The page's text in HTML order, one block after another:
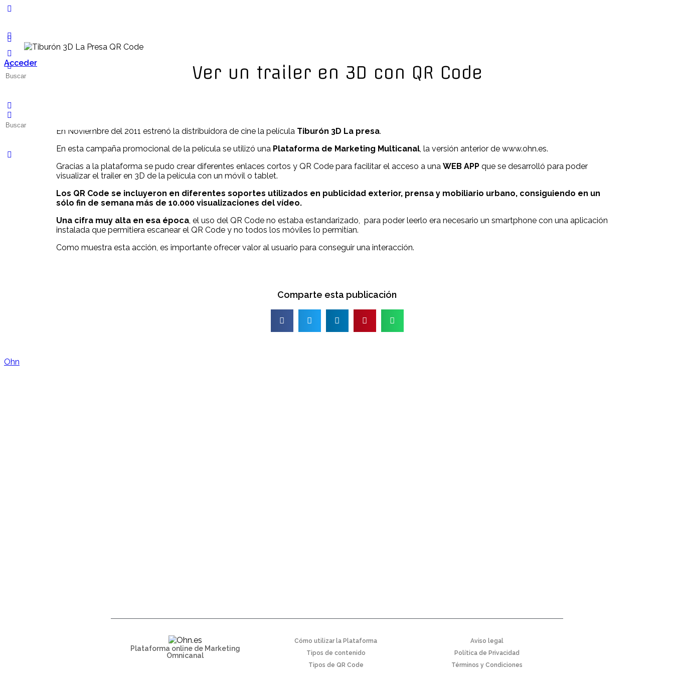
Acceder Ver un trailer en 3D con QR Code
En Noviembre del 2011 estrenó la distribuidora de cine la película Tiburón 3D La presa.
En esta campaña promocional de la película se utilizó una Plataforma de Marketing Multicanal, la versión anterior de www.ohn.es.
Gracias a la plataforma se pudo crear diferentes enlaces cortos y QR Code para facilitar el acceso a una WEB APP que se desarrolló para poder
visualizar el trailer en 3D de la película con un móvil o tablet.
Los QR Code se incluyeron en diferentes soportes utilizados en publicidad exterior, prensa y mobiliario urbano, consiguiendo en un
sólo fin de semana más de 10.000 visualizaciones del vídeo.
Una cifra muy alta en esa época, el uso del QR Code no estaba estandarizado, para poder leerlo era necesario un smartphone con una aplicación
instalada que permitiera escanear el QR Code y no todos los móviles lo permitían.
Como muestra esta acción, es importante ofrecer valor al usuario para conseguir una interacción.
Comparte esta publicación
Ohn
Plataforma online de Marketing
Omnicanal
Cómo utilizar la Plataforma
Tipos de contenido
Tipos de QR Code
Aviso legal
Política de Privacidad
Términos y Condiciones